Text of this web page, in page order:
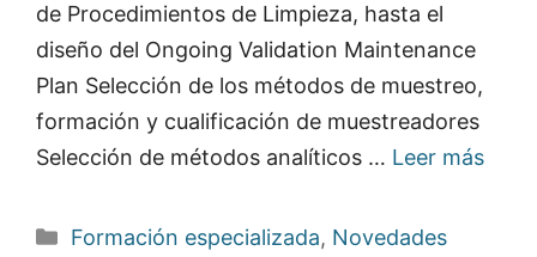
de Procedimientos de Limpieza, hasta el
diseño del Ongoing Validation Maintenance
Plan Selección de los métodos de muestreo,
formación y cualificación de muestreadores
Selección de métodos analíticos … Leer más
Categorías
Formación especializada, Novedades